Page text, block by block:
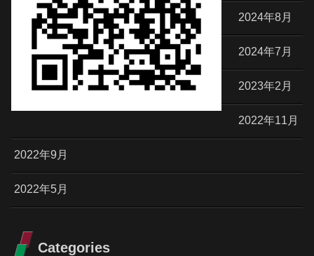
2024年8月
2024年7月
2023年2月
2022年11月
2022年9月
2022年5月
Categories